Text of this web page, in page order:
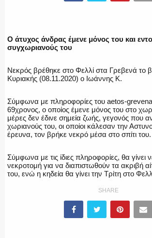
ΠΥΡΟΣΒΕΣΤΙΚΗ
ΛΙΜΕΝΙΚΟ
ΕΝΟΠΛΕΣ ΔΥΝΑΜΕΙΣ
Ο άτυχος άνδρας έμενε μόνος του και
συγχωριανούς του
Νεκρός βρέθηκε στο Φελλί στα Γρεβενά το
Κυριακής (08.11.2020) ο Ιωάννης Κ.
Σύμφωνα με πληροφορίες του aetos-
69χρονος, ο οποίος έμενε μόνος του στο
μέρες δεν έδινε σημεία ζωής, γεγονός που
χωριανούς του, οι οποίοι κάλεσαν την
έρευνα, τον βρήκε νεκρό μέσα στο σπίτι του.
Σύμφωνα με τις ίδιες πληροφορίες, θα γίνει
νεκροτομή για να διαπιστωθούν τα ακριβή
του, ενώ η κηδεία θα γίνει την Τρίτη στο
SHARE